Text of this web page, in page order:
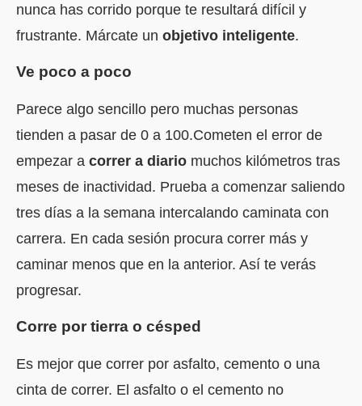
nunca has corrido porque te resultará difícil y
frustrante. Márcate un objetivo inteligente.
Ve poco a poco
Parece algo sencillo pero muchas personas
tienden a pasar de 0 a 100.Cometen el error de
empezar a correr a diario muchos kilómetros tras
meses de inactividad. Prueba a comenzar saliendo
tres días a la semana intercalando caminata con
carrera. En cada sesión procura correr más y
caminar menos que en la anterior. Así te verás
progresar.
Corre por tierra o césped
Es mejor que correr por asfalto, cemento o una
cinta de correr. El asfalto o el cemento no